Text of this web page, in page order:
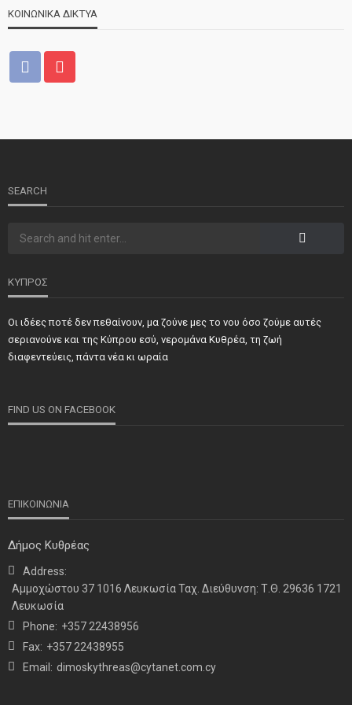
ΣΗΜΑΝΤΙΚΑ ΤΕΛΕΥΤΑΙΑ ΝΕΑ
Τιμήθηκαν και φέτος προσωπικότητες και φορείς των
ΝΕΑ ΤΕΛΕΥΤΑΙΑ ΝΕΑ
Η παρουσία μας στο 41ο Συνέδριο της ΠΣΕΚΑ στην
Ουάσινγκτον
ΚΟΙΝΩΝΙΚΑ ΔΙΚΤΥΑ
SEARCH
ΚΥΠΡΟΣ
Οι ιδέες ποτέ δεν πεθαίνουν, μα ζούνε μες το νου όσο ζούμε αυτές
σεριανούνε και της Κύπρου εσύ, νερομάνα Κυθρέα, τη ζωή
διαφεντεύεις, πάντα νέα κι ωραία
FIND US ON FACEBOOK
ΕΠΙΚΟΙΝΩΝΙΑ
Δήμος Κυθρέας
Address:
Αμμοχώστου 37 1016 Λευκωσία Ταχ. Διεύθυνση: Τ.Θ. 29636 1721
Λευκωσία
Phone: +357 22438956
Fax: +357 22438955
Email: dimoskythreas@cytanet.com.cy